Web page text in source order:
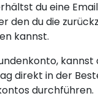
du eine
den du die
kannst.
kannst
direkt in der
durchführen.